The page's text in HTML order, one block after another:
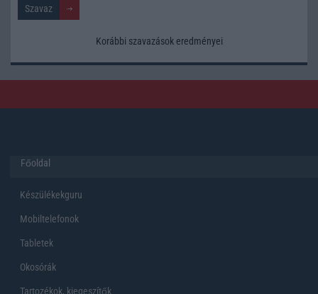
Korábbi szavazások eredményei
Főoldal
Készülékekguru
Mobiltelefonok
Tabletek
Okosórák
Tartozékok, kiegeszítők